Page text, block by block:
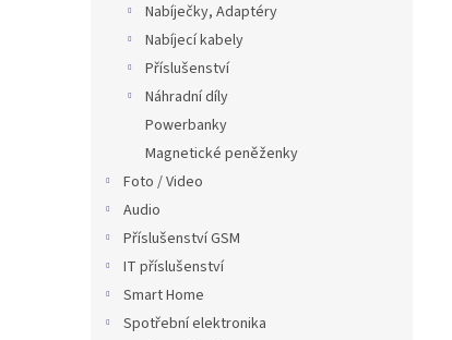
Nabíječky, Adaptéry
Nabíjecí kabely
Příslušenství
Náhradní díly
Powerbanky
Magnetické peněženky
Foto / Video
Audio
Příslušenství GSM
IT příslušenství
Smart Home
Spotřební elektronika